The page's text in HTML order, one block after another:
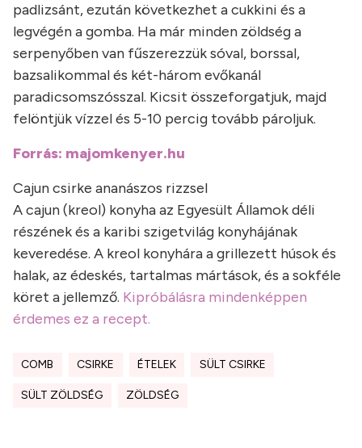
padlizsánt, ezután következhet a cukkini és a
legvégén a gomba. Ha már minden zöldség a
serpenyőben van fűszerezzük sóval, borssal,
bazsalikommal és két-három evőkanál
paradicsomszósszal. Kicsit összeforgatjuk, majd
felöntjük vízzel és 5-10 percig tovább pároljuk.
Forrás: majomkenyer.hu
Cajun csirke ananászos rizzsel
A cajun (kreol) konyha az Egyesült Államok déli
részének és a karibi szigetvilág konyhájának
keveredése. A kreol konyhára a grillezett húsok és
halak, az édeskés, tartalmas mártások, és a sokféle
köret a jellemző. Kipróbálásra mindenképpen
érdemes ez a recept.
COMB CSIRKE ÉTELEK SÜLT CSIRKE
SÜLT ZÖLDSÉG ZÖLDSÉG